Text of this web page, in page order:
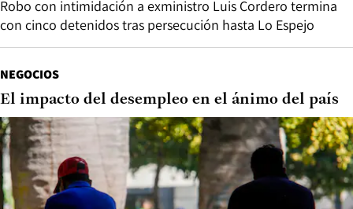
Robo con intimidación a exministro Luis Cordero termina
con cinco detenidos tras persecución hasta Lo Espejo
NEGOCIOS
El impacto del desempleo en el ánimo del país